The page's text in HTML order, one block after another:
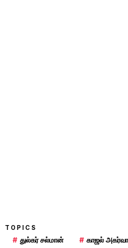
TOPICS
# துல்கர் சல்மான் # காஜல்